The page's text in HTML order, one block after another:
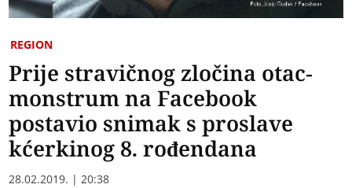
REGION
Prije stravičnog zločina otac-
monstrum na Facebook
postavio snimak s proslave
kćerkinog 8. rođendana
28.02.2019. | 20:38